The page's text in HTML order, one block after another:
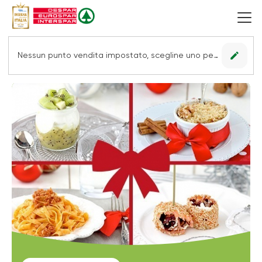
Nessun punto vendita impostato, scegline uno per vedere le offerte. edit